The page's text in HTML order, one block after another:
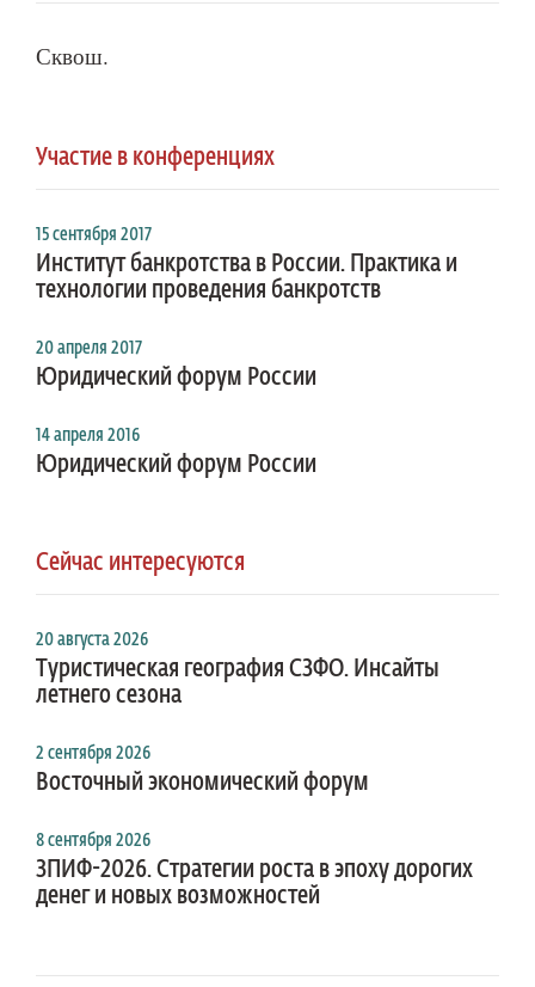
Сквош.
Участие в конференциях
15 сентября 2017
Институт банкротства в России. Практика и
технологии проведения банкротств
20 апреля 2017
Юридический форум России
14 апреля 2016
Юридический форум России
Сейчас интересуются
20 августа 2026
Туристическая география СЗФО. Инсайты
летнего сезона
2 сентября 2026
Восточный экономический форум
8 сентября 2026
ЗПИФ-2026. Стратегии роста в эпоху дорогих
денег и новых возможностей